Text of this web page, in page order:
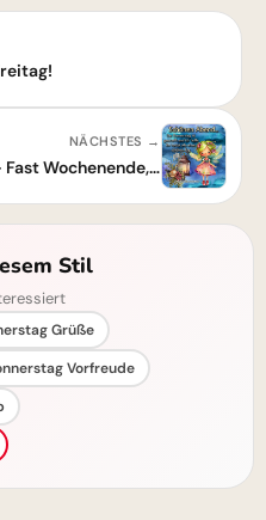
NÄCHSTES →
Schönen Donnerstag Abend - Fast Wochenende, Vorfreude
Stil
Grüße
Vorfreude